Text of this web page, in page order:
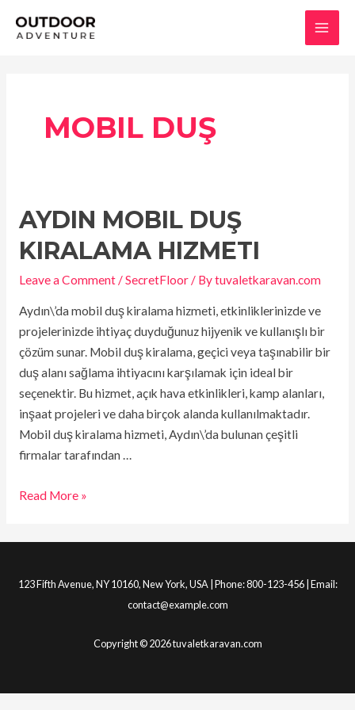
MOBIL DUŞ
AYDIN MOBIL DUŞ
KIRALAMA HIZMETI
Leave a Comment /SecretFloor/ Bytuvaletkaravan.com
Aydın\’da mobil duş kiralama hizmeti, etkinliklerinizde ve
projelerinizde ihtiyaç duyduğunuz hijyenik ve kullanışlı bir
çözüm sunar. Mobil duş kiralama, geçici veya taşınabilir bir
duş alanı sağlama ihtiyacını karşılamak için ideal bir
seçenektir. Bu hizmet, açık hava etkinlikleri, kamp alanları,
inşaat projeleri ve daha birçok alanda kullanılmaktadır.
Mobil duş kiralama hizmeti, Aydın\’da bulunan çeşitli
firmalar tarafından …
Aydın
Duş
Kiralama
Read More »
123 Fifth Avenue, NY 10160, New York, USA | Phone: 800-123-456 | Email:
contact@example.com
Copyright © 2026 tuvaletkaravan.com